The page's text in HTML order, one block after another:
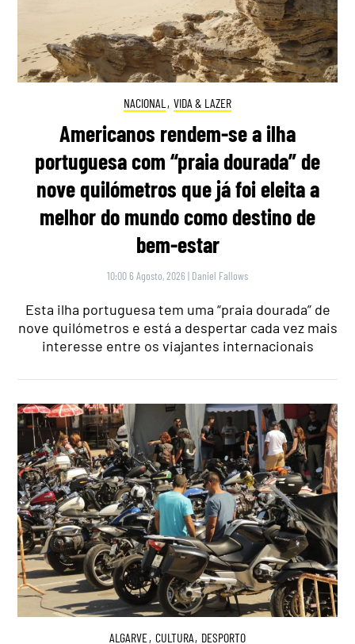
NACIONAL , VIDA & LAZER
Americanos rendem-se a ilha
portuguesa com “praia dourada” de
nove quilómetros que já foi eleita a
melhor do mundo como destino de
bem-estar
10:00 6 Agosto, 2026 | Daniel Fallows
Esta ilha portuguesa tem uma “praia dourada” de
nove quilómetros e está a despertar cada vez mais
interesse entre os viajantes internacionais
ALGARVE, CULTURA, DESPORTO